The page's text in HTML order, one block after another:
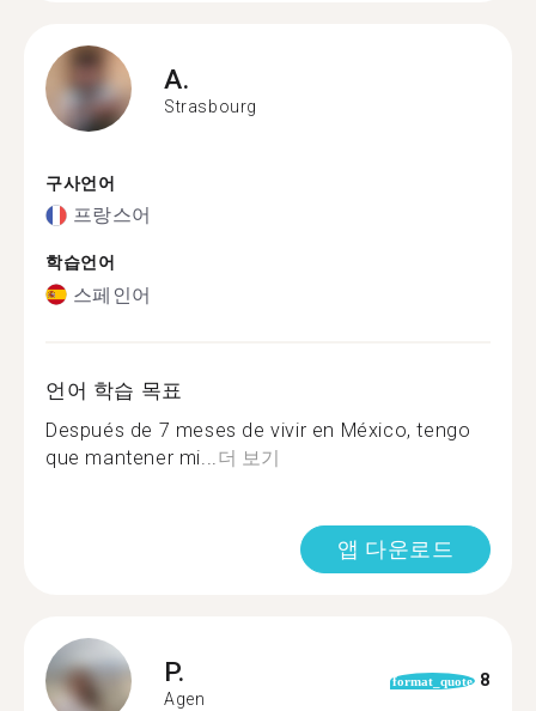
A.
Strasbourg
구사언어
프랑스어
학습언어
스페인어
언어 학습 목표
Después de 7 meses de vivir en México, tengo
que mantener mi... 더 보기
앱 다운로드
P.
Agen
format_quote 8